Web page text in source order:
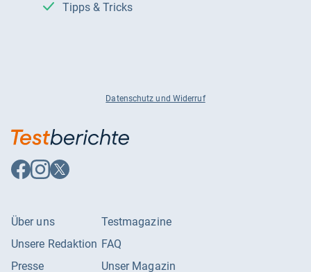
Tipps & Tricks
Datenschutz und Widerruf
Auf
Facebook
Auf
Instagram
Auf
X
Über uns
Unsere Redaktion
Presse
Testmagazine
FAQ
Unser Magazin